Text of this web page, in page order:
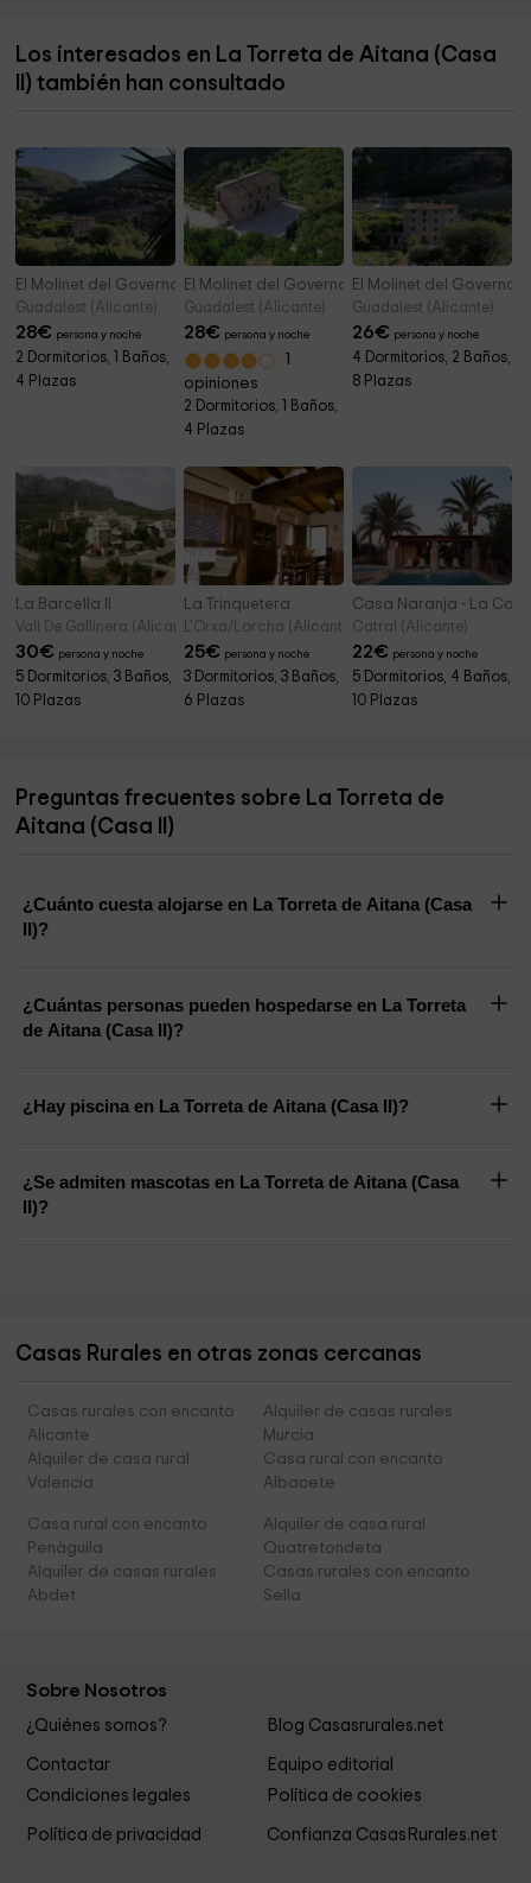
Ayuntamiento de Confrides 5,6 km
Iglesia de San José
Los interesados en La Torreta de Aitana (Casa
II) también han consultado
El Molinet del Governador- Apto Pinzón
Guadalest (Alicante)
28€ persona y noche
2 Dormitorios, 1 Baños,
4 Plazas
El Molinet del Governador- Apto Pardillo
Guadalest (Alicante)
28€ persona y noche
opiniones
2 Dormitorios, 1 Baños,
4 Plazas
El Molinet del
Guadalest (Alicante)
26€ persona y noche
4 Dormitorios, 2 Baños,
8 Plazas
La Barcella II
Vall De Gallinera (Alicante)
30€ persona y noche
5 Dormitorios, 3 Baños,
10 Plazas
La Trinquetera
L'Orxa/Lorcha (Alicante)
25€ persona y noche
3 Dormitorios, 3 Baños,
6 Plazas
Casa Naranja - La
Catral (Alicante)
22€ persona y noche
5 Dormitorios, 4 Baños,
10 Plazas
Preguntas frecuentes sobre La Torreta de
Aitana (Casa II)
¿Cuánto cuesta alojarse en La Torreta de Aitana (Casa
II)?
¿Cuántas personas pueden hospedarse en La Torreta
de Aitana (Casa II)?
¿Hay piscina en La Torreta de Aitana (Casa II)?
¿Se admiten mascotas en La Torreta de Aitana (Casa
II)?
Casas Rurales en otras zonas cercanas
Casas rurales con encanto
Alicante
Alquiler de casas rurales
Murcia
Alquiler de casa rural
Valencia
Casa rural con encanto
Albacete
Casa rural con encanto
Penàguila
Alquiler de casa rural
Quatretondeta
Alquiler de casas rurales
Abdet
Casas rurales con encanto
Sella
Sobre Nosotros
¿Quiénes somos? Blog Casasrurales.net
Contactar
Equipo editorial
Condiciones legales
Política de cookies
Política de privacidad Confianza CasasRurales.net